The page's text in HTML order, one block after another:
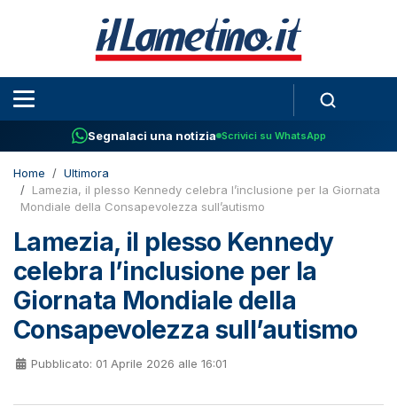
Segnalaci una notizia Scrivici su WhatsApp
Home
Ultimora
Lamezia, il plesso Kennedy celebra l’inclusione per la Giornata
Mondiale della Consapevolezza sull’autismo
Lamezia, il plesso Kennedy
celebra l’inclusione per la
Giornata Mondiale della
Consapevolezza sull’autismo
Pubblicato: 01 Aprile 2026 alle 16:01